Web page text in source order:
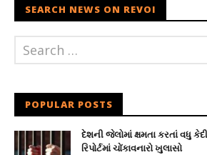
SEARCH NEWS ON REVOI
POPULAR POSTS
દેશની જેલોમાં ક્ષમતા કરતાં વધુ
રિપોર્ટમાં ચોંકાવનારો ખુલાસો